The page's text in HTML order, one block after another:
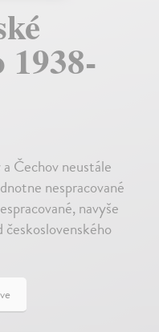
1938-
Čechov neustále
nespracované
navyše